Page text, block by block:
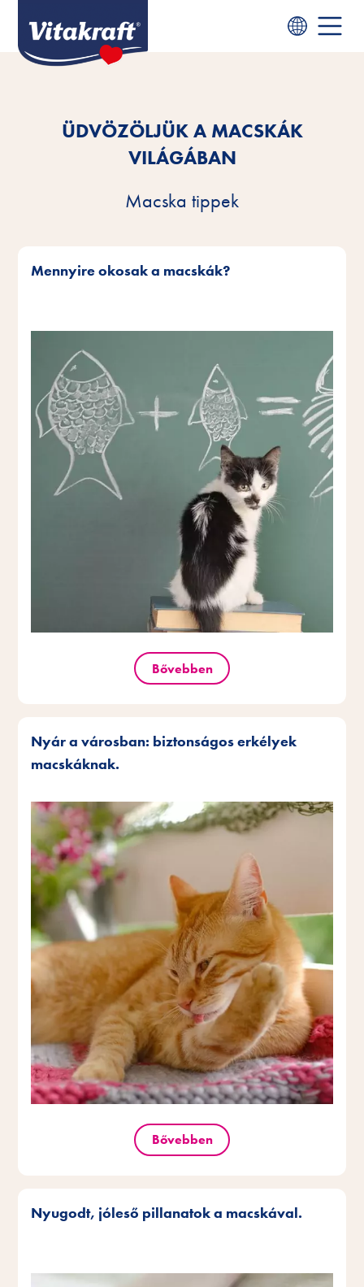
ÜDVÖZÖLJÜK A MACSKÁK
VILÁGÁBAN
Macska tippek
Mennyire okosak a macskák?
Bővebben
Nyár a városban: biztonságos erkélyek
macskáknak.
Bővebben
Nyugodt, jóleső pillanatok a macskával.